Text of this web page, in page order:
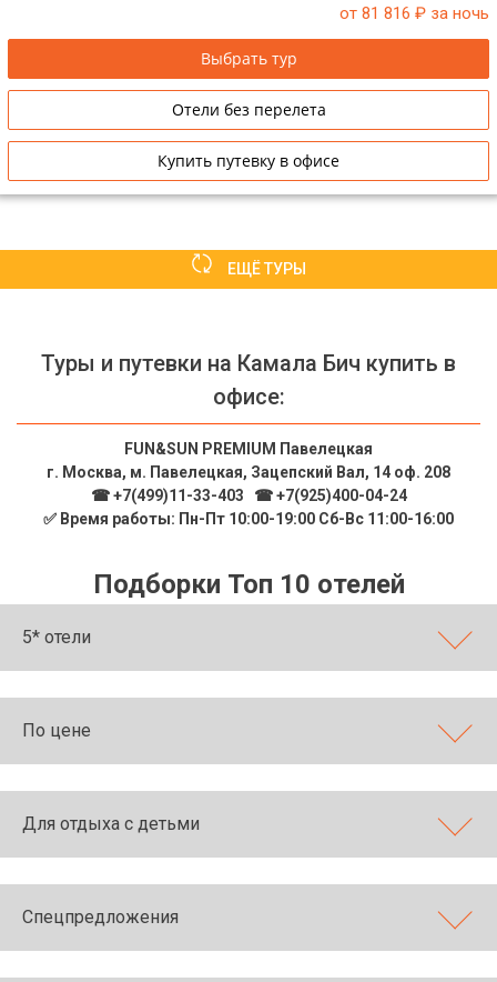
от 81 816 ₽ за ночь
Выбрать тур
Отели без перелета
Купить путевку в офисе
ЕЩЁ ТУРЫ
Туры и путевки на Камала Бич купить в
офисе:
FUN&SUN PREMIUM Павелецкая
г. Москва, м. Павелецкая, Зацепский Вал, 14 оф. 208
☎ +7(499)11-33-403
☎ +7(925)400-04-24
✅ Время работы: Пн-Пт 10:00-19:00 Сб-Вс 11:00-16:00
Подборки Топ 10 отелей
5* отели
По цене
Для отдыха с детьми
Спецпредложения